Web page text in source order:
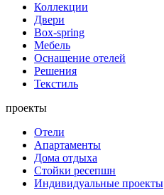
Коллекции
Двери
Box-spring
Мебель
Оснащение отелей
Решения
Текстиль
проекты
Отели
Апартаменты
Дома отдыха
Стойки ресепшн
Индивидуальные проекты